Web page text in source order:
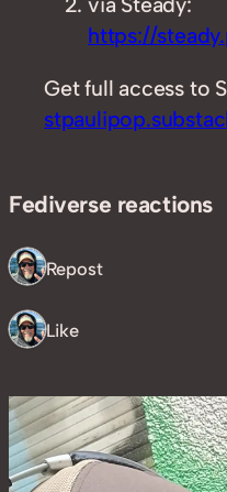
https://
Get full access to
Fediverse reactions
1 Repost
1 Like